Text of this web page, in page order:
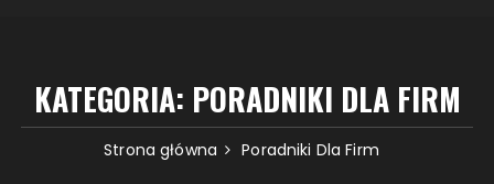
KATEGORIA: PORADNIKI DLA FIRM
Strona główna Poradniki Dla Firm